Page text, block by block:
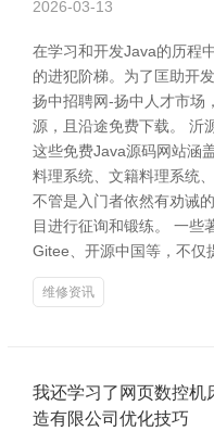
2026-03-13
在学习和开发Java的历程
的进犯阶梯。为了匡助开
扬中招聘网-扬中人才市场
源，且沿途免费下载。 沂
这些免费Java源码网站涵
料理系统、文籍料理系统
不管是入门者依然有劝诫
目进行征询和锻练。 一些
Gitee、开源中国等，不仅
维修资讯
我还学习了网页数控机
造有限公司优化技巧